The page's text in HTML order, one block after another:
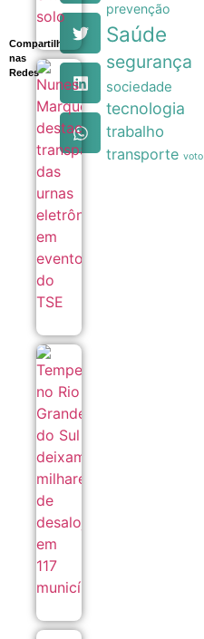
Compartilhe
nas
Redes
Marques
destaca
transparência
das urnas
eletrônicas
em evento do
prevenção
Saúde
segurança
sociedade
tecnologia
trabalho
transporte voto